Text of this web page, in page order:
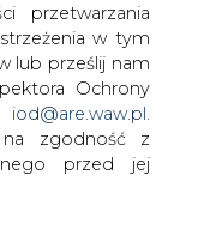
przetwarzania
w tym
lub prześlij nam
Ochrony
iod@are.waw.pl.
zgodność z
przed jej
Krupiński w
być nowatorskim
Niektórzy nawet